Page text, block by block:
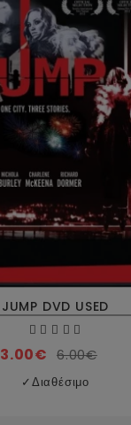
JUMP DVD USED
3.00€ 6.00€
✓Διαθέσιμο